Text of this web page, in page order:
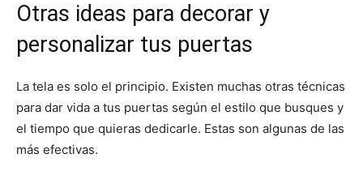
Otras ideas para decorar y
personalizar tus puertas
La tela es solo el principio. Existen muchas otras técnicas
para dar vida a tus puertas según el estilo que busques y
el tiempo que quieras dedicarle. Estas son algunas de las
más efectivas.